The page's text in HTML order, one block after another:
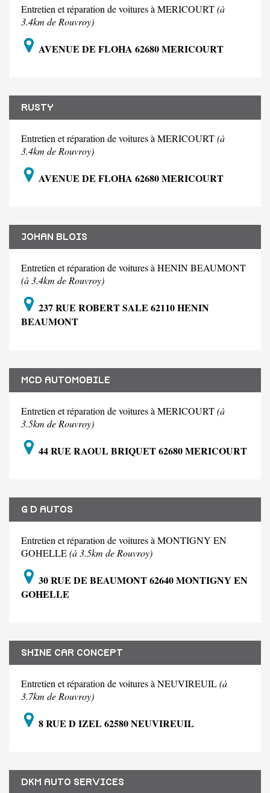
Entretien et réparation de voitures à MERICOURT(à
3.4km de Rouvroy)
AVENUE DE FLOHA 62680 MERICOURT
RUSTY
Entretien et réparation de voitures à MERICOURT(à
3.4km de Rouvroy)
AVENUE DE FLOHA 62680 MERICOURT
JOHAN BLOIS
Entretien et réparation de voitures à HENIN BEAUMONT
(à 3.4km de Rouvroy)
237 RUE ROBERT SALE 62110 HENIN
BEAUMONT
MCD AUTOMOBILE
Entretien et réparation de voitures à MERICOURT(à
3.5km de Rouvroy)
44 RUE RAOUL BRIQUET 62680 MERICOURT
G D AUTOS
Entretien et réparation de voitures à MONTIGNY EN
GOHELLE(à 3.5km de Rouvroy)
30 RUE DE BEAUMONT 62640 MONTIGNY EN
GOHELLE
SHINE CAR CONCEPT
Entretien et réparation de voitures à NEUVIREUIL(à
3.7km de Rouvroy)
8 RUE D IZEL 62580 NEUVIREUIL
DKM AUTO SERVICES